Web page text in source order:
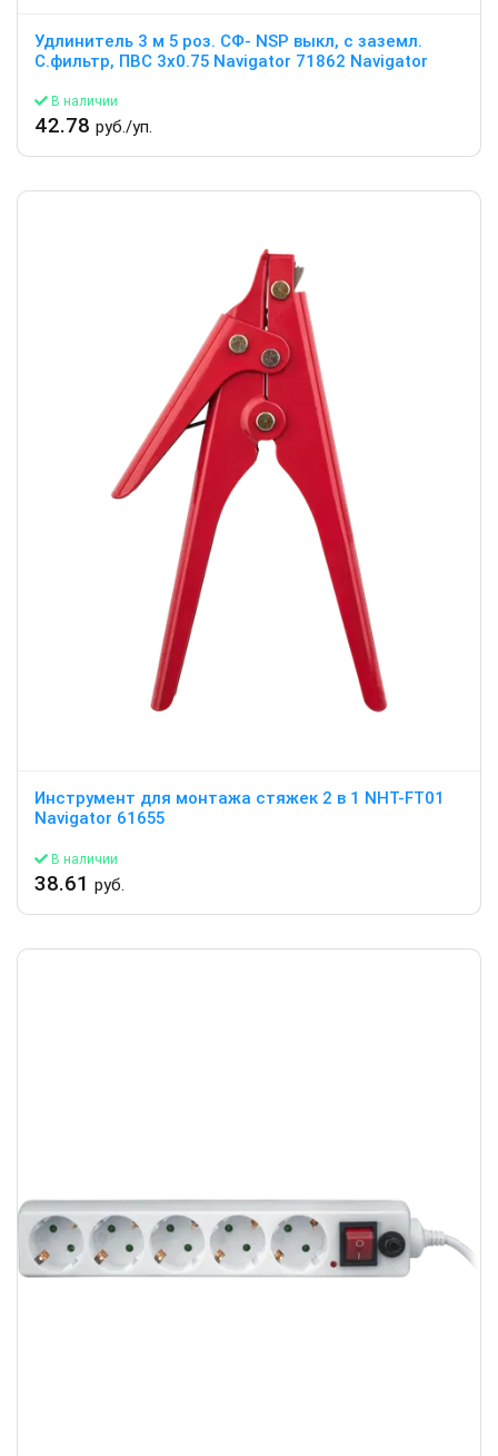
Удлинитель 3 м 5 роз. СФ- NSP выкл, с заземл.
С.фильтр, ПВС 3х0.75 Navigator 71862 Navigator
В наличии
42.78 руб./уп.
Инструмент для монтажа стяжек 2 в 1 NHT-FT01
Navigator 61655
В наличии
38.61 руб.